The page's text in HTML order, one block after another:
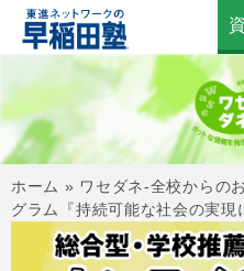
ホーム » ワセダネ-全校からの
グラム『持続可能な社会の実現